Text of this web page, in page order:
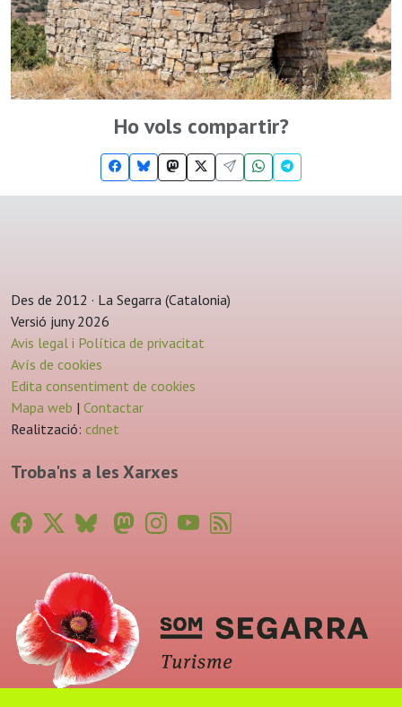
Ho vols compartir?
Des de 2012 · La Segarra (Catalonia)
Versió juny 2026
Avis legal i Política de privacitat
Avís de cookies
Edita consentiment de cookies
Mapa web | Contactar
Realització: cdnet
Troba'ns a les Xarxes